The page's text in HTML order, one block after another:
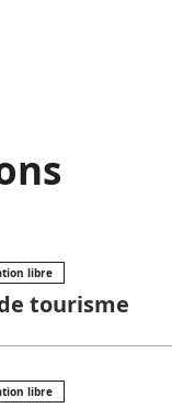
libre
tourisme
libre